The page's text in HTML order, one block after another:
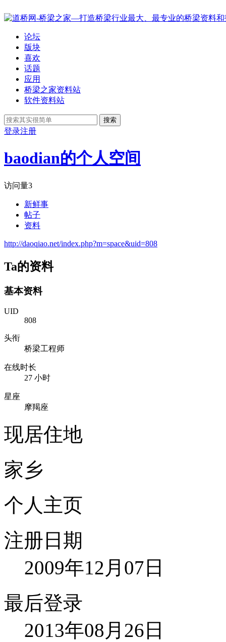
论坛
版块
喜欢
话题
应用
桥梁之家资料站
软件资料站
搜索
登录注册
baodian的个人空间
访问量3
新鲜事
帖子
资料
http://daoqiao.net/index.php?m=space&uid=808
Ta的资料
基本资料
UID
808
头衔
桥梁工程师
在线时长
27 小时
星座
摩羯座
现居住地
家乡
个人主页
注册日期
2009年12月07日
最后登录
2013年08月26日